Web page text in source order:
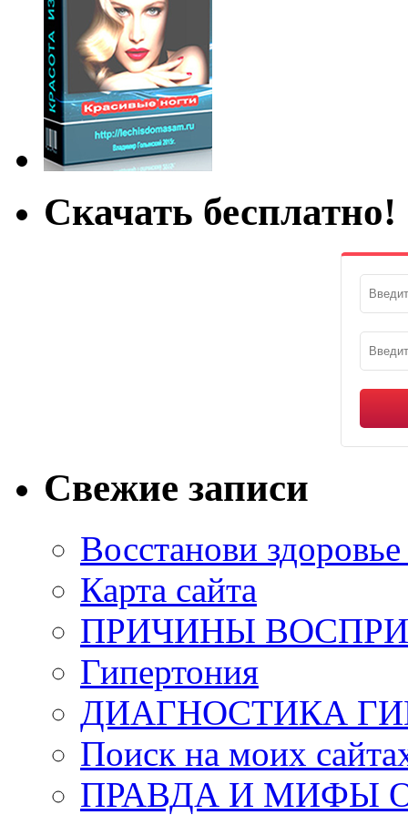
Скачать бесплатно!
Свежие записи
Восстанови
Карта сайта
ПРИЧИНЫ
Гипертония
ДИАГНОСТИКА
Поиск на моих
ПРАВДА И МИФЫ